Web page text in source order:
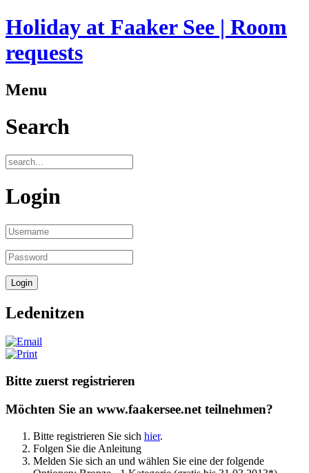
Holiday at Faaker See | Room
requests
Menu
Search
Login
Ledenitzen
Bitte zuerst registrieren
Möchten Sie an www.faakersee.net teilnehmen?
Bitte registrieren Sie sich hier.
Folgen Sie die Anleitung
Melden Sie sich an und wählen Sie eine der folgende